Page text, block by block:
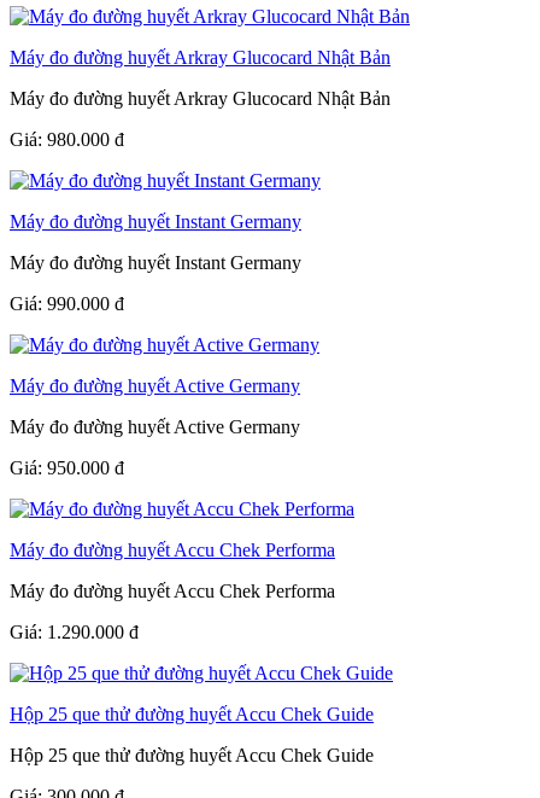
Máy đo đường huyết Arkray Glucocard Nhật Bản
Máy đo đường huyết Arkray Glucocard Nhật Bản
Giá: 980.000 đ
Máy đo đường huyết Instant Germany
Máy đo đường huyết Instant Germany
Giá: 990.000 đ
Máy đo đường huyết Active Germany
Máy đo đường huyết Active Germany
Giá: 950.000 đ
Máy đo đường huyết Accu Chek Performa
Máy đo đường huyết Accu Chek Performa
Giá: 1.290.000 đ
Hộp 25 que thử đường huyết Accu Chek Guide
Hộp 25 que thử đường huyết Accu Chek Guide